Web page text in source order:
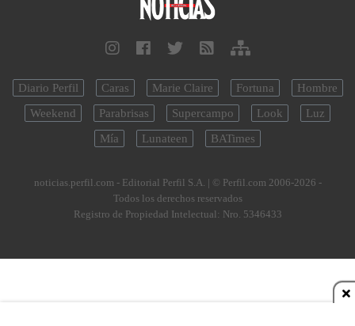
Diario Perfil Caras Marie Claire Fortuna
Hombre
Weekend
Parabrisas Supercampo Look
Luz
Mía
Lunateen BATimes
noticias.perfil.com - Editorial Perfil S.A. | © Perfil.com 2006-2026 -
Todos los derechos reservados
Registro de Propiedad Intelectual: Nro. 5346433